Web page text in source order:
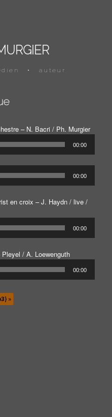
• auteur
– N. Bacri / Ph. Murgier
00:00
00:00
en croix – J. Haydn / live /
00:00
/ A. Loewenguth
00:00